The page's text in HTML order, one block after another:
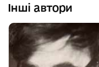
Інші автори